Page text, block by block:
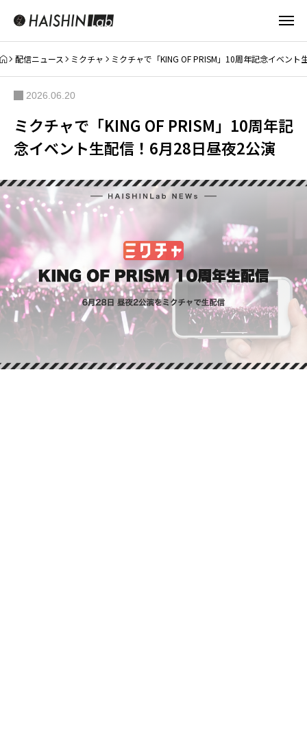
配信ニュース ミクチャ ミクチャで「KING OF PRISM」10周年記念イベン
2026.06.20
ミクチャで「KING OF PRISM」10周年記
念イベント生配信！6月28日昼夜2公演